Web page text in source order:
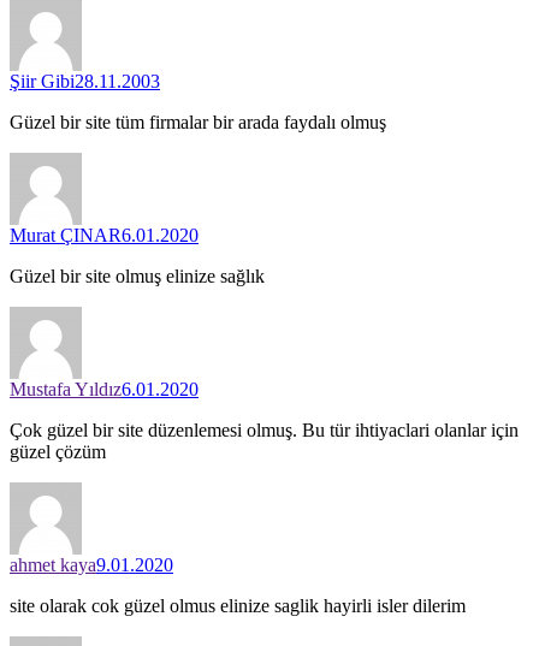
Şiir Gibi28.11.2003
Güzel bir site tüm firmalar bir arada faydalı olmuş
Murat ÇINAR6.01.2020
Güzel bir site olmuş elinize sağlık
Mustafa Yıldız6.01.2020
Çok güzel bir site düzenlemesi olmuş. Bu tür ihtiyaclari olanlar için
güzel çözüm
ahmet kaya9.01.2020
site olarak cok güzel olmus elinize saglik hayirli isler dilerim